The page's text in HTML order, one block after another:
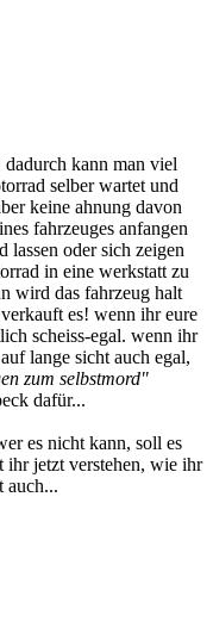
dadurch kann man viel
selber wartet und
keine ahnung davon
fahrzeuges anfangen
lassen oder sich zeigen
in eine werkstatt zu
wird das fahrzeug halt
es! wenn ihr eure
scheiss-egal. wenn ihr
lange sicht auch egal,
zum selbstmord"
dafür...
es nicht kann, soll es
ihr jetzt verstehen, wie ihr
auch...